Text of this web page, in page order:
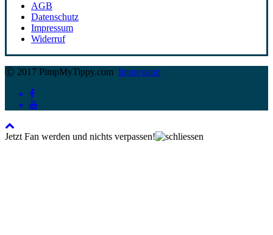
AGB
Datenschutz
Impressum
Widerruf
Ⓒ 2017 PimpMyTippy.com Impressum
Jetzt Fan werden und nichts verpassen!